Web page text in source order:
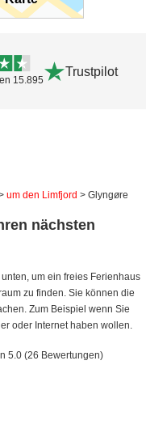
15.895
Trustpilot
um den Limfjord > Glyngøre
nächsten
um ein freies Ferienhaus
zu finden. Sie können die
Zum Beispiel wenn Sie
oder Internet haben wollen.
5.0 (26 Bewertungen)